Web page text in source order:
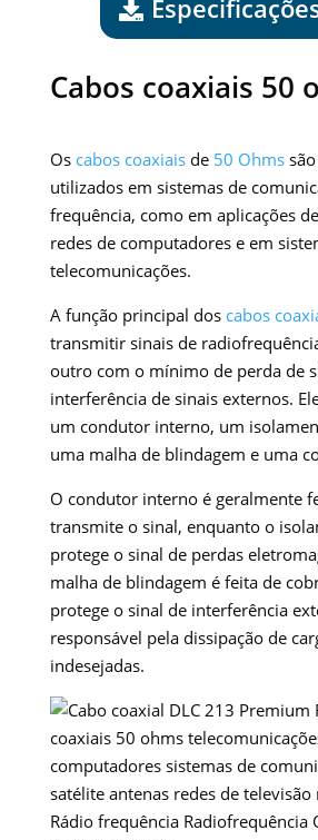
Cabos coaxiais 50
Os cabos coaxiaisde 50 Ohmssão
utilizados em sistemas de
frequência, como em aplicações
redes de computadores e em
telecomunicações.
A função principal dos cabos
transmitir sinais de
outro com o mínimo de perda de
interferência de sinais externos.
um condutor interno, um
uma malha de blindagem e uma
O condutor interno é geralmente
transmite o sinal, enquanto o
protege o sinal de perdas
malha de blindagem é feita de
protege o sinal de interferência
responsável pela dissipação de
indesejadas.